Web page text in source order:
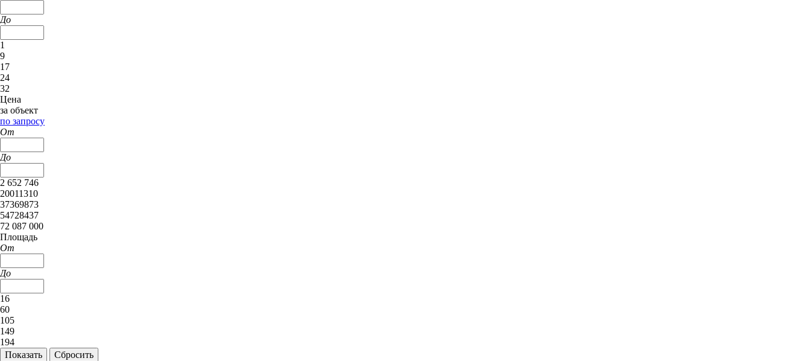
До
1
9
17
24
32
Цена
за объект
по запросу
От
До
2 652 746
20011310
37369873
54728437
72 087 000
Площадь
От
До
16
60
105
149
194